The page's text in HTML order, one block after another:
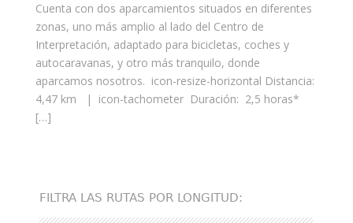
Cuenta con dos aparcamientos situados en diferentes
zonas, uno más amplio al lado del Centro de
Interpretación, adaptado para bicicletas, coches y
autocaravanas, y otro más tranquilo, donde
aparcamos nosotros. icon-resize-horizontal Distancia:
4,47 km | icon-tachometer Duración: 2,5 horas*
[…]
FILTRA LAS RUTAS POR LONGITUD: